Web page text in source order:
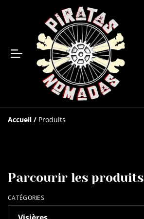
Accueil / Produits
Parcourir les produits
CATÉGORIES